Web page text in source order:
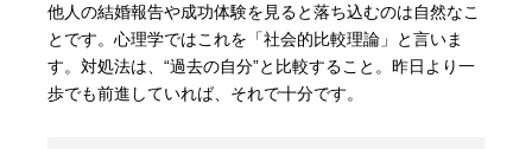
他人の結婚報告や成功体験を見ると落ち込むのは自然なこ
とです。心理学ではこれを「社会的比較理論」と言いま
す。対処法は、“過去の自分”と比較すること。昨日より一
歩でも前進していれば、それで十分です。